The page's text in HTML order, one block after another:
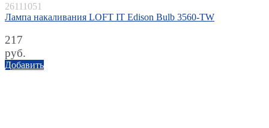
26111051
Лампа накаливания LOFT IT Edison Bulb 3560-TW
217
руб.
Добавить